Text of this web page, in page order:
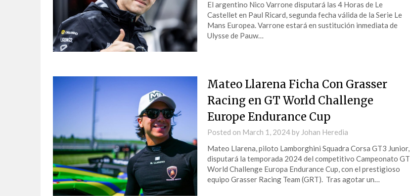
El argentino Nico Varrone disputará las 4 Horas de Le
Castellet en Paul Ricard, segunda fecha válida de la Serie Le
Mans Europea. Varrone estará en sustitución inmediata de
Ulysse de Pauw…
Mateo Llarena Ficha Con Grasser
Racing en GT World Challenge
Europe Endurance Cup
Posted on March 1, 2024by Johan Heredia
Mateo Llarena, piloto Lamborghini Squadra Corsa GT3 Junior,
disputará la temporada 2024 del competitivo Campeonato GT
World Challenge Europa Endurance Cup, con el prestigioso
equipo Grasser Racing Team (GRT). Tras agotar un…